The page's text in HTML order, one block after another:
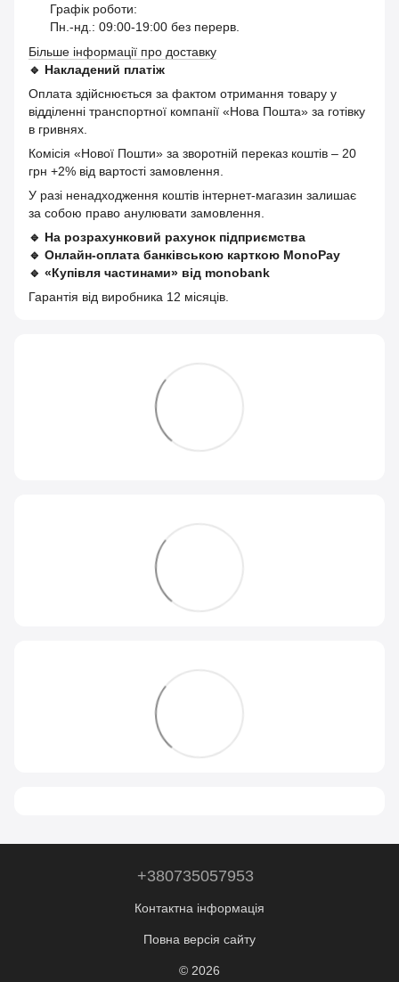
Графік роботи:
Пн.-нд.: 09:00-19:00 без перерв.
Більше інформації про доставку
🔹 Накладений платіж
Оплата здійснюється за фактом отримання товару у
відділенні транспортної компанії «Нова Пошта» за готівку
в гривнях.
Комісія «Нової Пошти» за зворотній переказ коштів – 20
грн +2% від вартості замовлення.
У разі ненадходження коштів інтернет-магазин залишає
за собою право анулювати замовлення.
🔹 На розрахунковий рахунок підприємства
🔹 Онлайн-оплата банківською карткою MonoPay
🔹 «Купівля частинами» від monobank
Гарантія від виробника 12 місяців.
+380735057953
Контактна інформація
Повна версія сайту
© 2026